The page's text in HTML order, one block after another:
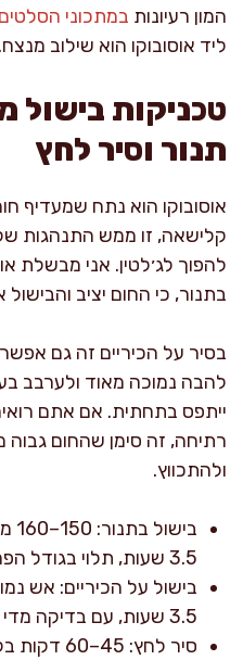
המון רעיונות במתכוני
ליד אוסובוקו הוא שילוב מנצח.
טכניקות בישול
תנור וסיר לחץ
אוסובוקו הוא נתח שמעדיף
קלישאה, זו ממש התנהגות של
להפוך לג׳לטין. אני מבשלת
בתנור, כי החום יציב והבישול
בסיר על הכיריים זה גם
להבה נמוכה מאוד ולערבב
ייתפס בתחתית. אם אתם
רתיחה, זה סימן שהחום גבוה
ולהתכווץ.
3.5 שעות, תלוי בגודל הפרוסות.
3.5 שעות, עם בדיקה מדי פעם של מפלס הנוזלים.
סיר לחץ: